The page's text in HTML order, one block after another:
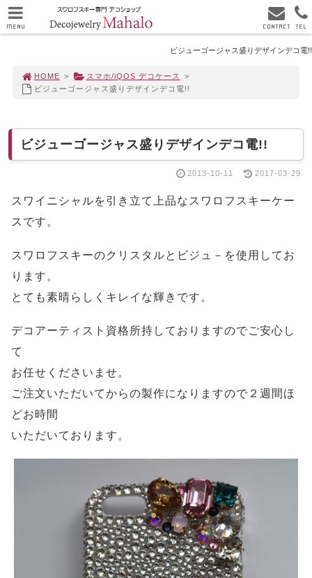
ビジューゴージャス盛りデザインデコ電!!
HOME > スマホ/iQOS デコケース
>
ビジューゴージャス盛りデザインデコ電!!
ビジューゴージャス盛りデザインデコ電!!
2013-10-11 2017-03-29
スワイニシャルを引き立て上品なスワロフスキーケー
スです。
スワロフスキーのクリスタルとビジュ－を使用してお
ります。
とても素晴らしくキレイな輝きです。
デコアーティスト資格所持しておりますのでご安心し
て
お任せくださいませ。
ご注文いただいてからの製作になりますので２週間ほ
どお時間
いただいております。
MENU TEL
CONTACT